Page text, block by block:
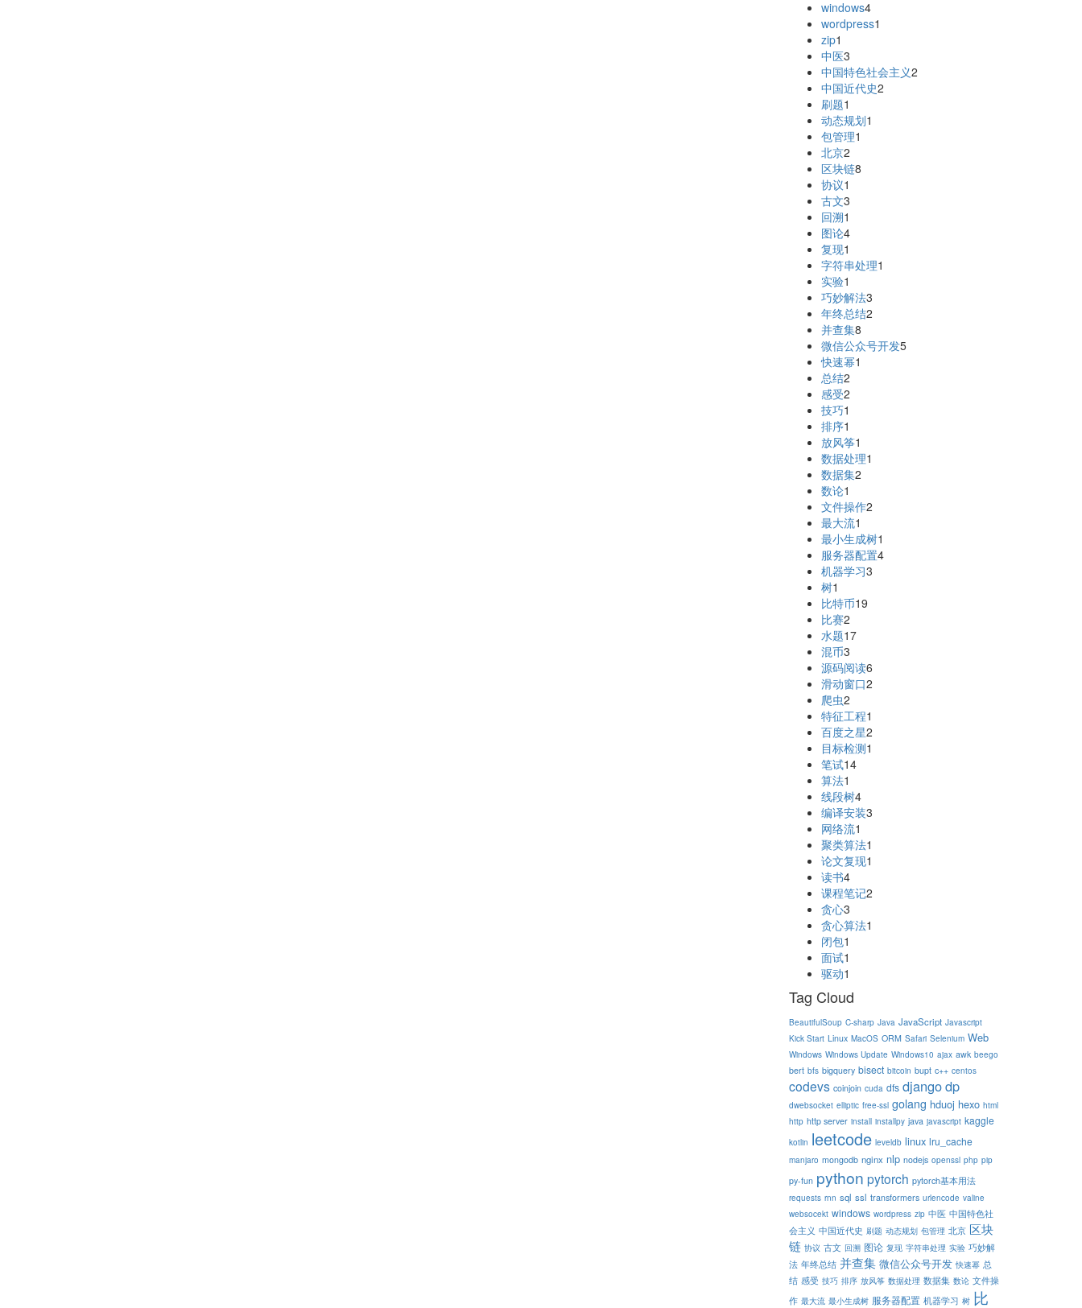
windows4
wordpress1
zip1
中医3
中国特色社会主义2
中国近代史2
刷题1
动态规划1
包管理1
北京2
区块链8
协议1
古文3
回溯1
图论4
复现1
字符串处理1
实验1
巧妙解法3
年终总结2
并查集8
微信公众号开发5
快速幂1
总结2
感受2
技巧1
排序1
放风筝1
数据处理1
数据集2
数论1
文件操作2
最大流1
最小生成树1
服务器配置4
机器学习3
树1
比特币19
比赛2
水题17
混币3
源码阅读6
滑动窗口2
爬虫2
特征工程1
百度之星2
目标检测1
笔试14
算法1
线段树4
编译安装3
网络流1
聚类算法1
论文复现1
读书4
课程笔记2
贪心3
贪心算法1
闭包1
面试1
驱动1
Tag Cloud
BeautifulSoup C-sharp Java JavaScript Javascript
Kick Start Linux MacOS ORM Safari Selenium Web
Windows Windows Update Windows10 ajax awk beego
bert bfs bigquery bisect bitcoin bupt c++ centos
codevs coinjoin cuda dfs djangodp
dwebsocket elliptic free-ssl golang hduoj hexo html
http http server install installpy java javascript kaggle
kotlin leetcode leveldb linux lru_cache
manjaro mongodb nginx nlp nodejs openssl php pip
py-fun python pytorch pytorch基本用法
requests rnn sql ssl transformers urlencode valine
websocekt windows wordpress zip 中医 中国特色社
会主义 中国近代史 刷题 动态规划 包管理 北京 区块
链 协议 古文 回溯 图论 复现 字符串处理 实验 巧妙解
法 年终总结 并查集 微信公众号开发 快速幂 总
结 感受 技巧 排序 放风筝 数据处理 数据集 数论 文件操
作 最大流 最小生成树 服务器配置 机器学习 树 比